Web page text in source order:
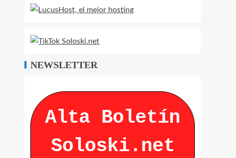
NEWSLETTER
Alta Boletín
Soloski.net